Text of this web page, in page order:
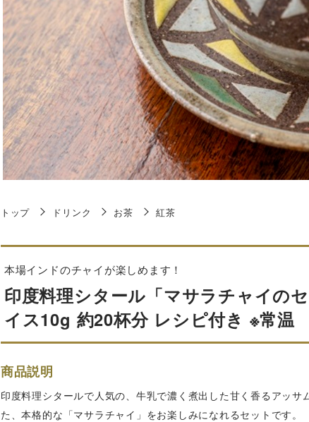
トップ ドリンク お茶 紅茶
本場インドのチャイが楽しめます！
印度料理シタール「マサラチャイの
イス10g 約20杯分 レシピ付き ※常温
商品説明
印度料理シタールで人気の、牛乳で濃く煮出した甘く香るアッ
た、本格的な「マサラチャイ」をお楽しみになれるセットです。